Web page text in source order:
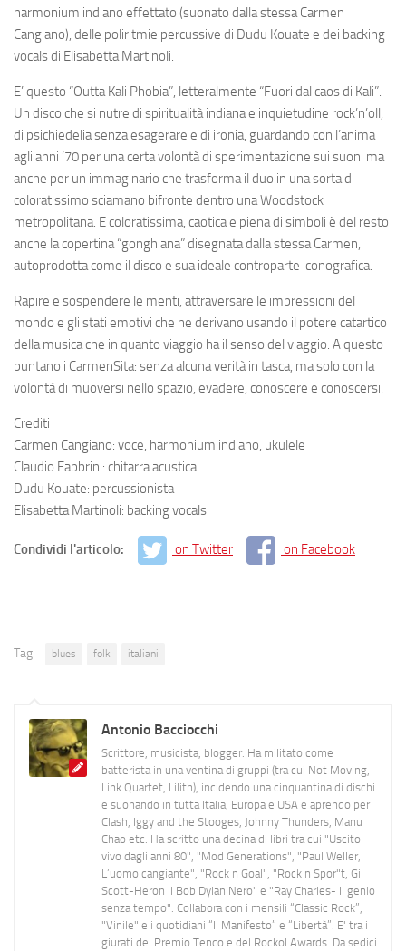
harmonium indiano effettato (suonato dalla stessa Carmen
Cangiano), delle poliritmie percussive di Dudu Kouate e dei backing
vocals di Elisabetta Martinoli.
E’ questo “Outta Kali Phobia”, letteralmente “Fuori dal caos di Kali”.
Un disco che si nutre di spiritualità indiana e inquietudine rock’n’oll,
di psichiedelia senza esagerare e di ironia, guardando con l’anima
agli anni ’70 per una certa volontà di sperimentazione sui suoni ma
anche per un immaginario che trasforma il duo in una sorta di
coloratissimo sciamano bifronte dentro una Woodstock
metropolitana. E coloratissima, caotica e piena di simboli è del resto
anche la copertina “gonghiana” disegnata dalla stessa Carmen,
autoprodotta come il disco e sua ideale controparte iconografica.
Rapire e sospendere le menti, attraversare le impressioni del
mondo e gli stati emotivi che ne derivano usando il potere catartico
della musica che in quanto viaggio ha il senso del viaggio. A questo
puntano i CarmenSita: senza alcuna verità in tasca, ma solo con la
volontà di muoversi nello spazio, evadere, conoscere e conoscersi.
Crediti
Carmen Cangiano: voce, harmonium indiano, ukulele
Claudio Fabbrini: chitarra acustica
Dudu Kouate: percussionista
Elisabetta Martinoli: backing vocals
Condividi l'articolo: on Twitter on Facebook
Tag: blues folk italiani
Antonio Bacciocchi
Scrittore, musicista, blogger. Ha militato come
batterista in una ventina di gruppi (tra cui Not Moving,
Link Quartet, Lilith), incidendo una cinquantina di dischi
e suonando in tutta Italia, Europa e USA e aprendo per
Clash, Iggy and the Stooges, Johnny Thunders, Manu
Chao etc. Ha scritto una decina di libri tra cui "Uscito
vivo dagli anni 80", "Mod Generations", "Paul Weller,
L’uomo cangiante", "Rock n Goal", "Rock n Spor"t, Gil
Scott-Heron Il Bob Dylan Nero" e "Ray Charles- Il genio
senza tempo". Collabora con i mensili “Classic Rock”,
"Vinile" e i quotidiani “Il Manifesto” e “Libertà”. E' tra i
giurati del Premio Tenco e del Rockol Awards. Da sedici